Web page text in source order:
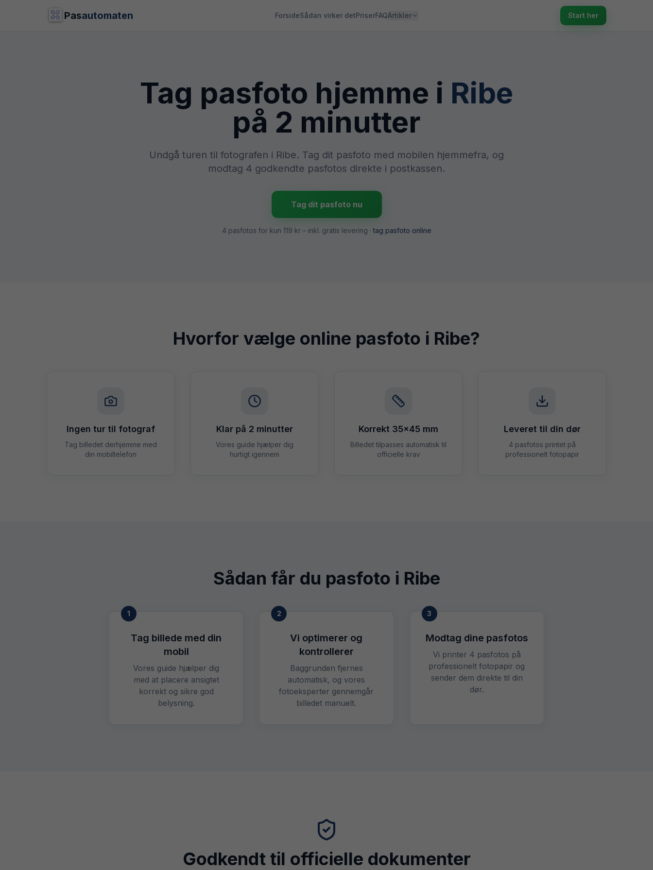
Pasautomaten ForsideSådan virker detPriserFAQArtikler Start her
Tag pasfoto hjemme i Ribe
på 2 minutter
Undgå turen til fotografen i Ribe. Tag dit pasfoto med mobilen hjemmefra, og
modtag 4 godkendte pasfotos direkte i postkassen.
Tag dit pasfoto nu
4 pasfotos for kun 119 kr– inkl. gratis levering · tag pasfoto online
Hvorfor vælge online pasfoto i Ribe?
Ingen tur til fotograf
Tag billedet derhjemme med
din mobiltelefon
Klar på 2 minutter
Vores guide hjælper dig
hurtigt igennem
Korrekt 35×45 mm
Billedet tilpasses automatisk til
officielle krav
Leveret til din dør
4 pasfotos printet på
professionelt fotopapir
Sådan får du pasfoto i Ribe
1
Tag billede med din
mobil
Vores guide hjælper dig
med at placere ansigtet
korrekt og sikre god
belysning.
2
Vi optimerer og
kontrollerer
Baggrunden fjernes
automatisk, og vores
fotoeksperter gennemgår
billedet manuelt.
3
Modtag dine pasfotos
Vi printer 4 pasfotos på
professionelt fotopapir og
sender dem direkte til din
dør.
Godkendt til officielle dokumenter